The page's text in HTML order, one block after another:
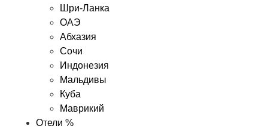
Шри-Ланка
ОАЭ
Абхазия
Сочи
Индонезия
Мальдивы
Куба
Маврикий
Отели %